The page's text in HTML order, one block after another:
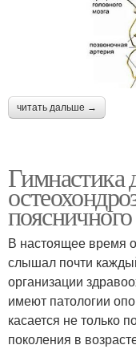
читать дальше →
Гимнастика
В настоящее время
слышал почти
организации
имеют патологии
касается не только
поколения в